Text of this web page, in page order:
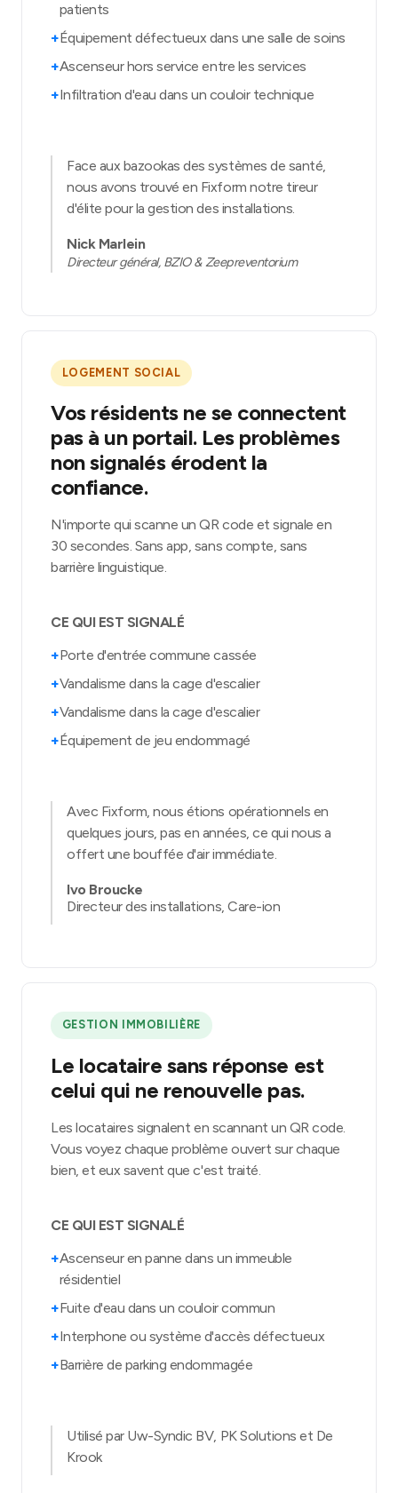
patients
+Équipement défectueux dans une salle de soins
+Ascenseur hors service entre les services
+Infiltration d'eau dans un couloir technique
Face aux bazookas des systèmes de santé,
nous avons trouvé en Fixform notre tireur
d'élite pour la gestion des installations.
Nick Marlein
Directeur général, BZIO & Zeepreventorium
LOGEMENT SOCIAL
Vos résidents ne se connectent
pas à un portail. Les problèmes
non signalés érodent la
confiance.
N'importe qui scanne un QR code et signale en
30 secondes. Sans app, sans compte, sans
barrière linguistique.
CE QUI EST SIGNALÉ
+Porte d'entrée commune cassée
+Vandalisme dans la cage d'escalier
+Vandalisme dans la cage d'escalier
+Équipement de jeu endommagé
Avec Fixform, nous étions opérationnels en
quelques jours, pas en années, ce qui nous a
offert une bouffée d'air immédiate.
Ivo Broucke
Directeur des installations, Care-ion
GESTION IMMOBILIÈRE
Le locataire sans réponse est
celui qui ne renouvelle pas.
Les locataires signalent en scannant un QR code.
Vous voyez chaque problème ouvert sur chaque
bien, et eux savent que c'est traité.
CE QUI EST SIGNALÉ
+Ascenseur en panne dans un immeuble
résidentiel
+Fuite d'eau dans un couloir commun
+Interphone ou système d'accès défectueux
+Barrière de parking endommagée
Utilisé par Uw-Syndic BV, PK Solutions et De
Krook